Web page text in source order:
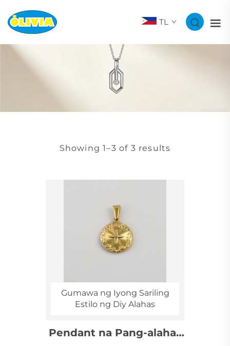
TL
Showing 1–3 of 3 results
Gumawa ng Iyong Sariling
Estilo ng Diy Alahas
Pendant na Pang-alahas